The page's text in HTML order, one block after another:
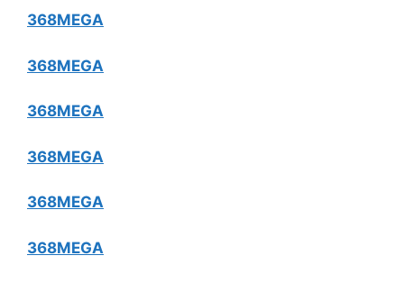
368MEGA
368MEGA
368MEGA
368MEGA
368MEGA
368MEGA